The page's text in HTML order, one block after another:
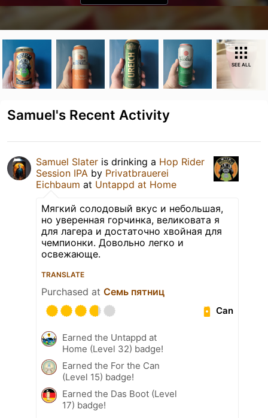
SEE ALL
Samuel's Recent Activity
Samuel Slater is drinking a Hop Rider
Session IPA by Privatbrauerei
Eichbaum at Untappd at Home
Мягкий солодовый вкус и небольшая,
но уверенная горчинка, великовата я
для лагера и достаточно хвойная для
чемпионки. Довольно легко и
освежающе.
TRANSLATE
Purchased at Семь пятниц
Can
Earned the Untappd at
Home (Level 32) badge!
Earned the For the Can
(Level 15) badge!
Earned the Das Boot (Level
17) badge!